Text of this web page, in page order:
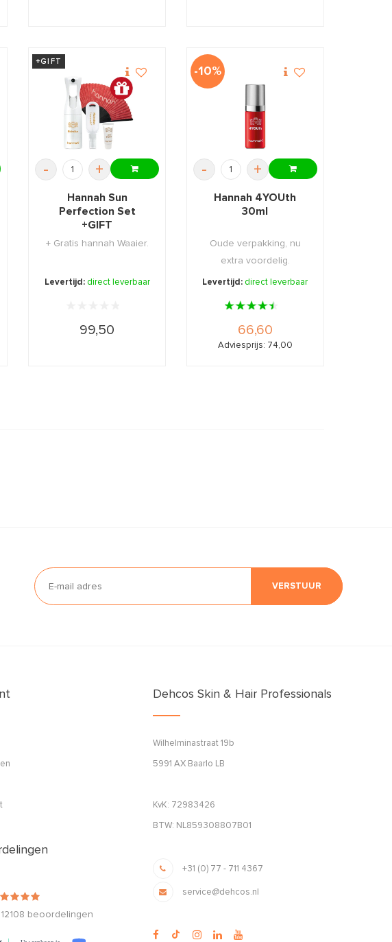
+GIFT
- +
Hannah Sun
Perfection Set
+GIFT
+ Gratis hannah Waaier.
Levertijd: direct leverbaar
99,50
-10%
- +
Hannah 4YOUth
30ml
Oude verpakking, nu
extra voordelig.
Levertijd: direct leverbaar
66,60
Adviesprijs: 74,00
VERSTUUR
12108 beoordelingen
Dehcos Skin & Hair Professionals
Wilhelminastraat 19b
5991 AX Baarlo LB
KvK: 72983426
BTW: NL859308807B01
+31 (0) 77 - 711 4367
service@dehcos.nl